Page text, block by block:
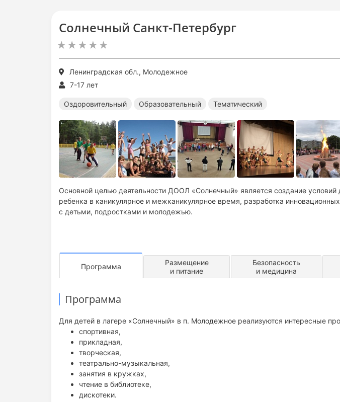
Солнечный Санкт-Петербург
Ленинградская обл., Молодежное
7-17 лет
Оздоровительный Образовательный Тематический
Основной целью деятельности ДООЛ «Солнечный» является создание условий
ребенка в каникулярное и межканикулярное время, разработка
с детьми, подростками и молодежью.
Программа
Размещение
и питание
Безопасность
и медицина
Программа
Для детей в лагере «Солнечный» в п. Молодежное реализуются интересные
спортивная,
прикладная,
творческая,
театрально-музыкальная,
занятия в кружках,
чтение в библиотеке,
дискотеки.